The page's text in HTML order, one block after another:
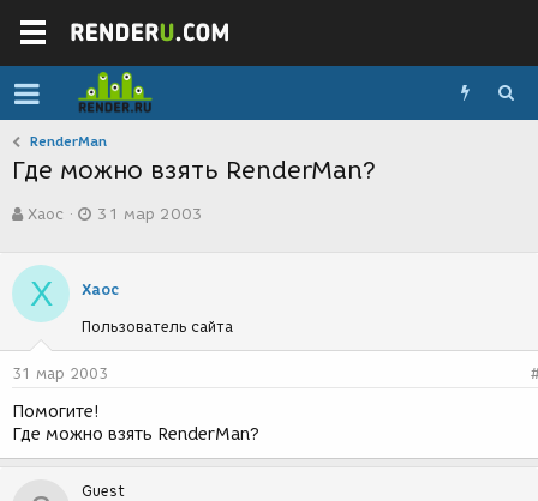
RenderMan
Где можно взять RenderMan?
в
о
р
т
е
м
ы
Xaoc
а
с
з
д
а
и
я
31 мар 2003
X Xaoc
Пользователь сайта
31 мар 2003
Помогите!
Где можно взять RenderMan?
Guest